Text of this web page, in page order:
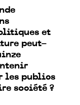
et
peut-
les publics
société ?